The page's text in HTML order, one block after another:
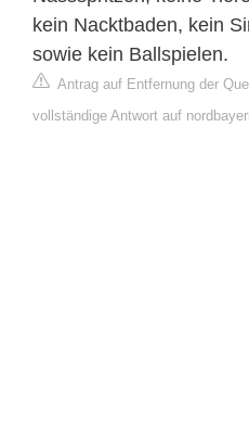
kein Nacktbaden, kein
sowie kein Ballspielen.
Antrag auf Entfernung der
vollständige Antwort auf